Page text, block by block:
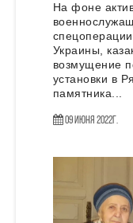
На фоне
Украины,
возмущение
установки в
памятника...
09 Июня 2022г.